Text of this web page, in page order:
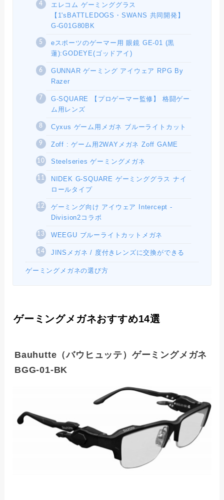
エレコム ゲーミンググラス
【1'sBATTLEDOGS・SWANS 共同開発】
G-G01G80BK
eスポーツのゲーマー用 眼鏡 GE-01 (黒
蓮):GODEYE(ゴッドアイ)
GUNNAR ゲーミング アイウェア RPG By
Razer
G-SQUARE 【プロゲーマー監修】 格闘ゲー
ム用レンズ
Cyxus ゲーム用メガネ ブルーライトカット
Zoff : ゲーム用2WAYメガネ Zoff GAME
Steelseries ゲーミングメガネ
NIDEK G-SQUARE ゲーミンググラス ナイ
ロールタイプ
ゲーミング向け アイウェア Intercept -
Division2コラボ
WEEGU ブルーライトカットメガネ
JINSメガネ / 度付きレンズに交換ができる
ゲーミングメガネの選び方
ゲーミングメガネおすすめ14選
Bauhutte（バウヒュッテ）ゲーミングメガネ
BGG-01-BK